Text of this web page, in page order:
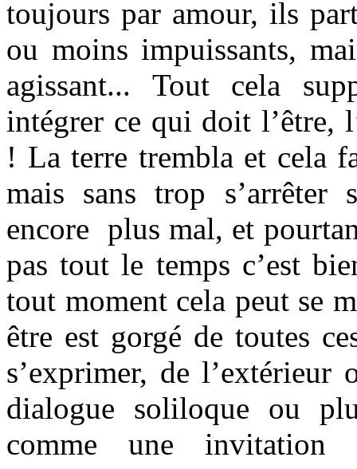
toujours par amour, ils
ou moins impuissants,
agissant... Tout cela
intégrer ce qui doit l’être,
! La terre trembla et cela
mais sans trop
encore plus mal, et
pas tout le temps c’est
tout moment cela peut se
être est gorgé de toutes
s’exprimer, de
dialogue soliloque ou
comme une invitation